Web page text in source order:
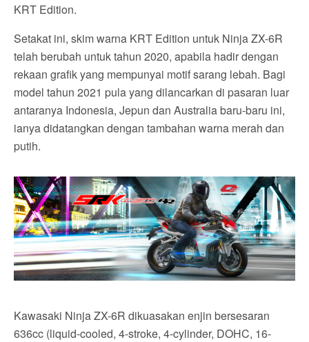
KRT Edition.
Setakat ini, skim warna KRT Edition untuk Ninja ZX-6R
telah berubah untuk tahun 2020, apabila hadir dengan
rekaan grafik yang mempunyai motif sarang lebah. Bagi
model tahun 2021 pula yang dilancarkan di pasaran luar
antaranya Indonesia, Jepun dan Australia baru-baru ini,
ianya didatangkan dengan tambahan warna merah dan
putih.
Kawasaki Ninja ZX-6R dikuasakan enjin bersesaran
636cc (liquid-cooled, 4-stroke, 4-cylinder, DOHC, 16-